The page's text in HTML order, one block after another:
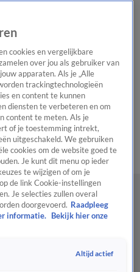
Het beste van Hart
Tip de
Tip de redactiePanelVideo's
cookies en vergelijkbare
over jou als gebruiker van
apparaten. Als je „Alle
trackingtechnologieën
en content te kunnen
diensten te verbeteren en om
content te meten. Als je
of je toestemming intrekt,
uitgeschakeld. We gebruiken
cookies om de website goed te
Je kunt dit menu op ieder
te wijzigen of om je
de link Cookie-instellingen
Je selecties zullen overal
doorgevoerd. Raadpleeg
informatie.
Bekijk hier onze
Altijd actief